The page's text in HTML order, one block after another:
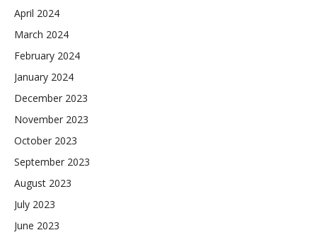
April 2024
March 2024
February 2024
January 2024
December 2023
November 2023
October 2023
September 2023
August 2023
July 2023
June 2023